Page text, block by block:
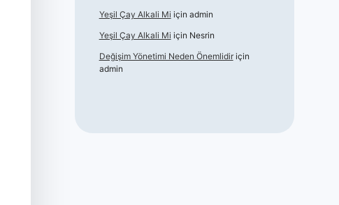
Yeşil Çay Alkali Mi için admin
Yeşil Çay Alkali Mi için Nesrin
Değişim Yönetimi Neden Önemlidiriçin
admin